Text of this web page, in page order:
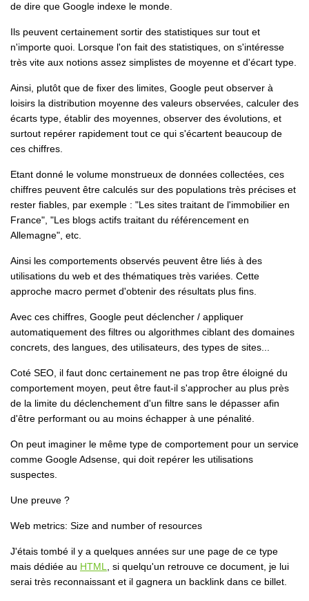
de dire que Google indexe le monde.
Ils peuvent certainement sortir des statistiques sur tout et
n'importe quoi. Lorsque l'on fait des statistiques, on s'intéresse
très vite aux notions assez simplistes de moyenne et d'écart type.
Ainsi, plutôt que de fixer des limites, Google peut observer à
loisirs la distribution moyenne des valeurs observées, calculer des
écarts type, établir des moyennes, observer des évolutions, et
surtout repérer rapidement tout ce qui s'écartent beaucoup de
ces chiffres.
Etant donné le volume monstrueux de données collectées, ces
chiffres peuvent être calculés sur des populations très précises et
rester fiables, par exemple : "Les sites traitant de l'immobilier en
France", "Les blogs actifs traitant du référencement en
Allemagne", etc.
Ainsi les comportements observés peuvent être liés à des
utilisations du web et des thématiques très variées. Cette
approche macro permet d'obtenir des résultats plus fins.
Avec ces chiffres, Google peut déclencher / appliquer
automatiquement des filtres ou algorithmes ciblant des domaines
concrets, des langues, des utilisateurs, des types de sites...
Coté SEO, il faut donc certainement ne pas trop être éloigné du
comportement moyen, peut être faut-il s'approcher au plus près
de la limite du déclenchement d'un filtre sans le dépasser afin
d'être performant ou au moins échapper à une pénalité.
On peut imaginer le même type de comportement pour un service
comme Google Adsense, qui doit repérer les utilisations
suspectes.
Une preuve ?
Web metrics: Size and number of resources
J'étais tombé il y a quelques années sur une page de ce type
mais dédiée au HTML
, si quelqu'un retrouve ce document, je lui
serai très reconnaissant et il gagnera un backlink dans ce billet.